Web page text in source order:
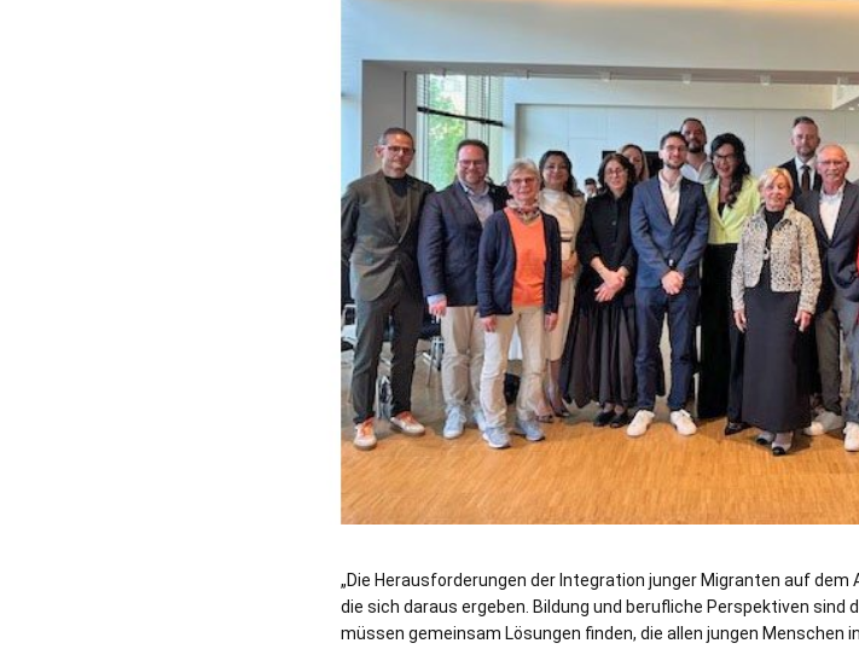
„Die Herausforderungen der Integration junger Migranten auf
die sich daraus ergeben. Bildung und berufliche Perspektiven
müssen gemeinsam Lösungen finden, die allen jungen Menschen